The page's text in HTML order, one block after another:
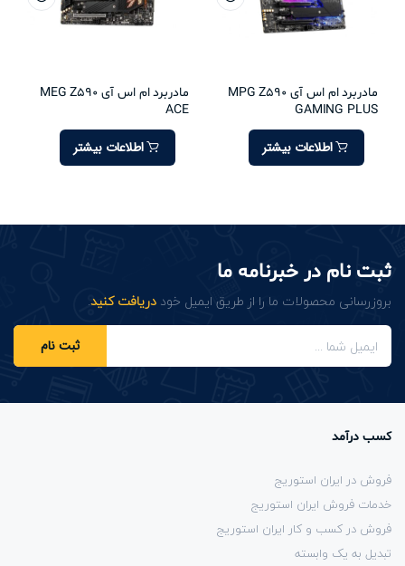
مادربرد ام اس آی MPG Z590
GAMING PLUS
اطلاعات بیشتر
مادربرد ام اس آی MEG Z590
ACE
اطلاعات بیشتر
ثبت نام در خبرنامه ما
بروزرسانی محصولات ما را از طریق ایمیل خود دریافت کنید.
ثبت نام
کسب درآمد
فروش در ایران استوریج
خدمات فروش ایران استوریج
فروش در کسب و کار ایران استوریج
تبدیل به یک وابسته